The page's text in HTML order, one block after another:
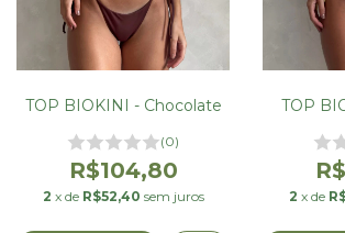
TOP BIOKINI - Chocolate
(0)
R$104,80
2 x de R$52,40 sem juros
TOP
2 x de